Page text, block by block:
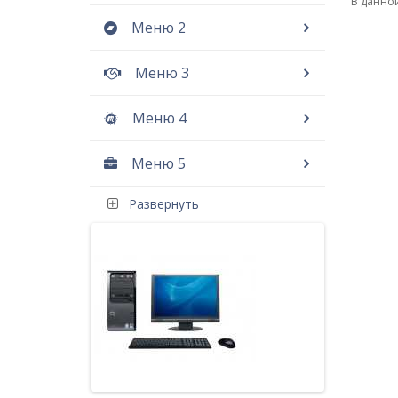
Меню 2
Меню 3
Меню 4
Меню 5
Развернуть